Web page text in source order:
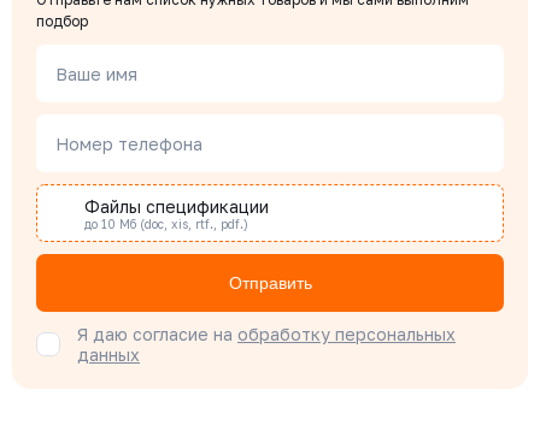
Чердаков Александр
Специалист отдела снабжения
Бондарюк Евгения
Специалист отдела продаж
подбор
Ваше имя
Номер телефона
Файлы спецификации
до 10 Мб (doc, xis, rtf., pdf.)
Отправить
Я даю согласие на обработку персональных
данных